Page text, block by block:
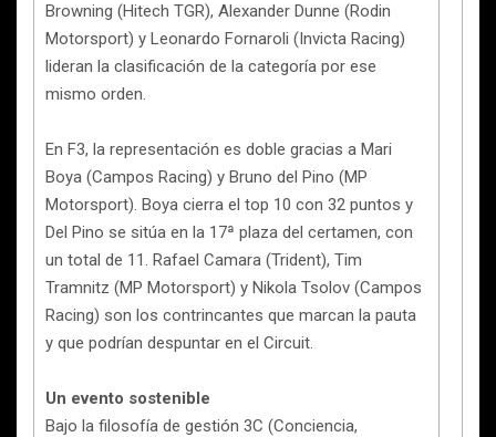
Browning (Hitech TGR), Alexander Dunne (Rodin
Motorsport) y Leonardo Fornaroli (Invicta Racing)
lideran la clasificación de la categoría por ese
mismo orden.
En F3, la representación es doble gracias a Mari
Boya (Campos Racing) y Bruno del Pino (MP
Motorsport). Boya cierra el top 10 con 32 puntos y
Del Pino se sitúa en la 17ª plaza del certamen, con
un total de 11. Rafael Camara (Trident), Tim
Tramnitz (MP Motorsport) y Nikola Tsolov (Campos
Racing) son los contrincantes que marcan la pauta
y que podrían despuntar en el Circuit.
Un evento sostenible
Bajo la filosofía de gestión 3C (Conciencia,